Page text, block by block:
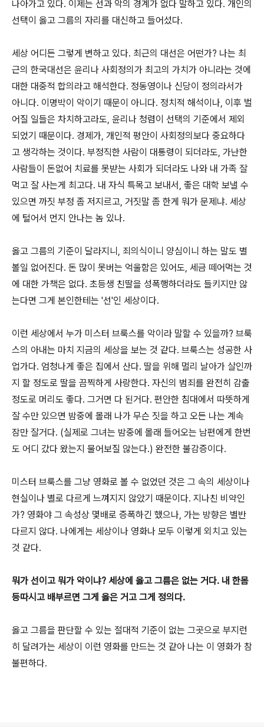
나아가고 있다. 이제는 선과 악의 경계가 없다 말하고 있다. 개인의
선택이 옳고 그름의 자리를 대신하고 들어섰다.
세상 어디든 그렇게 변하고 있다. 최근의 대선은 어떤가? 나는 최
근의 한국대선은 윤리나 사회정의가 최고의 가치가 아니라는 것에
대한 대중적 합의라고 해석한다. 정동영이나 신당이 정의라서가
아니다. 이명박이 악이기 때문이 아니다. 정치적 해석이나, 이후 벌
어질 일들은 차치하고라도, 윤리나 청렴이 선택의 기준에서 제외
되었기 때문이다. 경제가, 개인적 평안이 사회정의보다 중요하다
고 생각하는 것이다. 부정직한 사람이 대통령이 되더라도, 가난한
사람들이 돈없어 치료를 못받는 사회가 되더라도 나와 내 가족 잘
먹고 잘 사는게 최고다. 내 자식 특목고 보내서, 좋은 대학 보낼 수
있으면 까짓 부정 좀 저지르고, 거짓말 좀 한게 뭐가 문제냐. 세상
에 털어서 먼지 안나는 놈 있나.
옳고 그름의 기준이 달라지니, 죄의식이니 양심이니 하는 말도 별
볼일 없어진다. 돈 많이 못버는 억울함은 있어도, 세금 떼어먹는 것
에 대한 가책은 없다. 초등생 친딸을 성폭행하더라도 들키지만 않
는다면 그게 본인한테는 '선'인 세상이다.
이런 세상에서 누가 미스터 브룩스를 악이라 말할 수 있을까? 브룩
스의 아내는 마치 지금의 세상을 보는 것 같다. 브룩스는 성공한 사
업가다. 엄청나게 좋은 집에서 산다. 딸을 위해 멀리 날아가 살인까
지 할 정도로 딸을 끔찍하게 사랑한다. 자신의 범죄를 완전히 감출
정도로 머리도 좋다. 그거면 다 된거다. 편안한 침대에서 따뜻하게
잘 수만 있으면 밤중에 몰래 나가 무슨 짓을 하고 오든 나는 계속
잠만 잘거다. (실제로 그녀는 밤중에 몰래 들어오는 남편에게 한번
도 어디 갔다 왔는지 물어보질 않는다.) 완전한 불감증이다.
미스터 브룩스를 그냥 영화로 볼 수 없었던 것은 그 속의 세상이나
현실이나 별로 다르게 느껴지지 않았기 때문이다. 지나친 비약인
가? 영화야 그 속성상 몇배로 증폭하긴 했으나, 가는 방향은 별반
다르지 않다. 나에게는 세상이나 영화나 모두 이렇게 외치고 있는
것 같다.
뭐가 선이고 뭐가 악이냐? 세상에 옳고 그름은 없는 거다. 내 한몸
등따시고 배부르면 그게 옳은 거고 그게 정의다.
옳고 그름을 판단할 수 있는 절대적 기준이 없는 그곳으로 부지런
히 달려가는 세상이 이런 영화를 만드는 것 같아 나는 이 영화가 참
불편하다.